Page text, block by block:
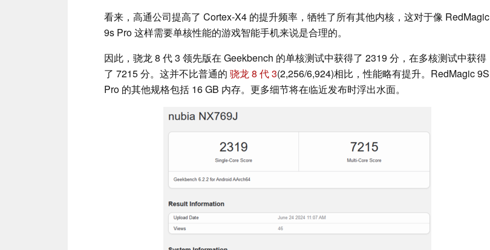
看来，高通公司提高了 Cortex-X4 的提升频率，牺牲了所有其他内核，这对于像 RedMagic
9s Pro 这样需要单核性能的游戏智能手机来说是合理的。
因此，骁龙 8 代 3 领先版在 Geekbench 的单核测试中获得了 2319 分，在多核测试中获得
了 7215 分。这并不比普通的 骁龙 8 代 3(2,256/6,924)相比，性能略有提升。RedMagic 9S
Pro 的其他规格包括 16 GB 内存。更多细节将在临近发布时浮出水面。